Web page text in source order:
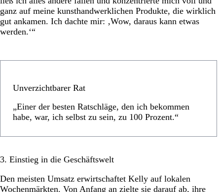
ganz auf meine kunsthandwerklichen Produkte, die wirklich
gut ankamen. Ich dachte mir: ‚Wow, daraus kann etwas
werden.‘“
Unverzichtbarer Rat
„Einer der besten Ratschläge, den ich bekommen
habe, war, ich selbst zu sein, zu 100 Prozent.“
3. Einstieg in die Geschäftswelt
Den meisten Umsatz erwirtschaftet Kelly auf lokalen
Wochenmärkten. Von Anfang an zielte sie darauf ab, ihre